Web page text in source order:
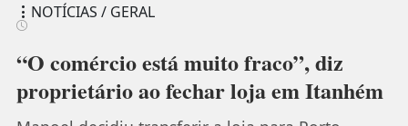
NOTÍCIAS / GERAL
“O comércio está muito fraco”, diz
proprietário ao fechar loja em Itanhém